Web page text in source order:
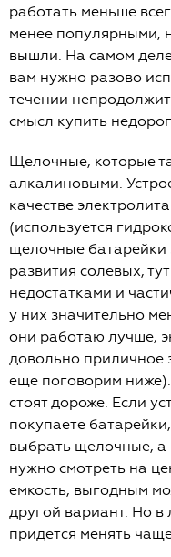
работать меньше
менее популярными,
вышли. На самом
вам нужно разово
течении
смысл купить
Щелочные, которые
алкалиновыми.
качестве
(используется
щелочные батарейки
развития солевых,
недостатками и
у них значительно
они работаю лучше,
довольно приличное
еще поговорим
стоят дороже. Если
покупаете
выбрать щелочные, а
нужно смотреть на
емкость, выгодным
другой вариант. Но
придется менять